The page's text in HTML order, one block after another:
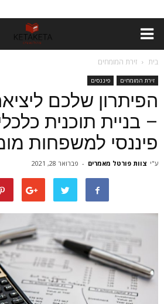
בית זירת המומחים
זירת המומחים פיננסים
הפיתרון שלכם
– בניית תוכנית
פיננסי למשפחות
ע"י צוות פורטל מאמרים - פברואר 28, 2021